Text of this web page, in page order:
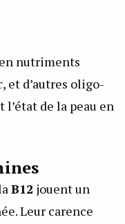
nutriments
, et d’autres oligo-
de la peau en
B12 jouent un
Leur carence